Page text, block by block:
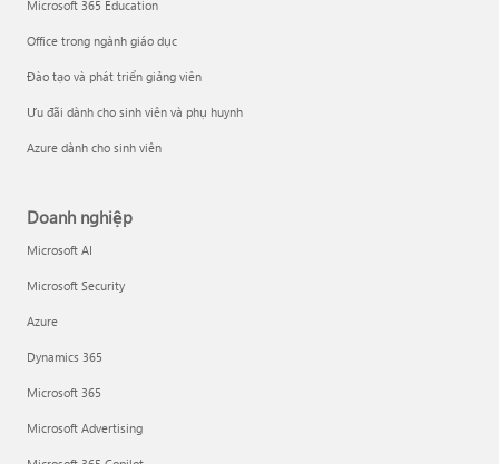
Microsoft 365 Education
Office trong ngành giáo dục
Đào tạo và phát triển giảng viên
Ưu đãi dành cho sinh viên và phụ huynh
Azure dành cho sinh viên
Doanh nghiệp
Microsoft AI
Microsoft Security
Azure
Dynamics 365
Microsoft 365
Microsoft Advertising